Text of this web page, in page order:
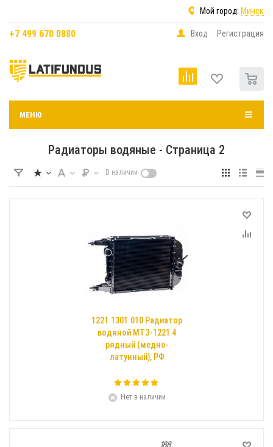
Мой город: Минск
+7 499 670 0880 Вход Регистрация
МЕНЮ
Радиаторы водяные - Страница 2
В наличии
1221.1301.010 Радиатор
водяной МТЗ-1221 4
рядный (медно-
латунный), РФ
Нет в наличии